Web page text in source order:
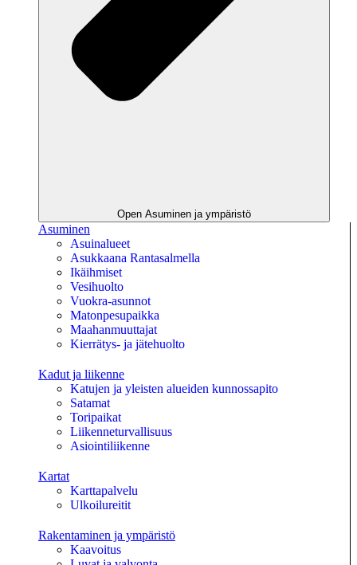
Open Asuminen ja ympäristö
Asuminen
Asuinalueet
Asukkaana Rantasalmella
Ikäihmiset
Vesihuolto
Vuokra-asunnot
Matonpesupaikka
Maahanmuuttajat
Kierrätys- ja jätehuolto
Kadut ja liikenne
Katujen ja yleisten alueiden kunnossapito
Satamat
Toripaikat
Liikenneturvallisuus
Asiointiliikenne
Kartat
Karttapalvelu
Ulkoilureitit
Rakentaminen ja ympäristö
Kaavoitus